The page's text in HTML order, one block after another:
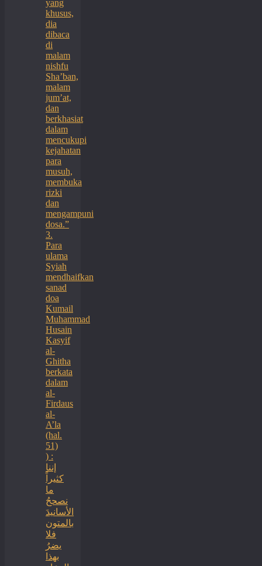
yang
khusus,
dia
dibaca
di
malam
nishfu
Sha’ban,
malam
jum’at,
dan
berkhasiat
dalam
mencukupi
kejahatan
para
musuh,
membuka
rizki
dan
mengampuni
dosa.”
3.
Para
ulama
Syiah
mendhaifkan
sanad
doa
Kumail
Muhammad
Husain
Kasyif
al-
Ghitha
berkata
dalam
al-
Firdaus
al-
A’la
(hal.
51)
) :
إننا
كثيراً
ما
نصححُ
الأسانيدَ
بالمتون
فلا
يضرُ
بهذا